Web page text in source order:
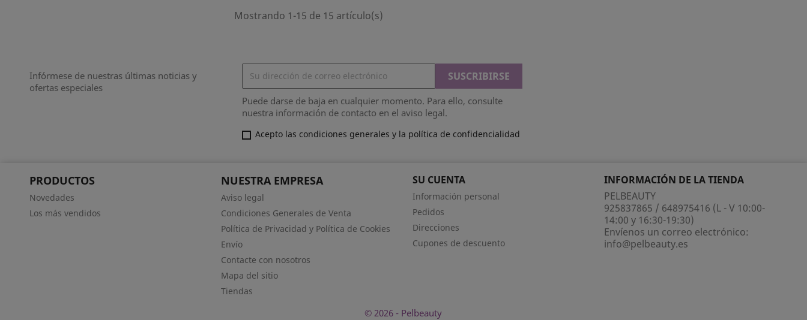
Mostrando 1-15 de 15 artículo(s)
Infórmese de nuestras últimas noticias y
ofertas especiales
Puede darse de baja en cualquier momento. Para ello, consulte
nuestra información de contacto en el aviso legal.
Acepto las condiciones generales y la política de confidencialidad
PRODUCTOS
Novedades
Los más vendidos
NUESTRA EMPRESA
Aviso legal
Condiciones Generales de Venta
Política de Privacidad y Política de Cookies
Envío
Contacte con nosotros
Mapa del sitio
Tiendas
SU CUENTA
Información personal
Pedidos
Direcciones
Cupones de descuento
INFORMACIÓN DE LA TIENDA
PELBEAUTY
925837865 / 648975416 (L - V 10:00-
14:00 y 16:30-19:30)
Envíenos un correo electrónico:
info@pelbeauty.es
© 2026 - Pelbeauty